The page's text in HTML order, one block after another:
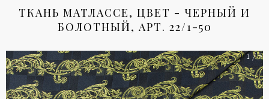
ТКАНЬ МАТЛАССЕ, ЦВЕТ - ЧЕРНЫЙ И
БОЛОТНЫЙ, АРТ. 22/1-50
1 / 5